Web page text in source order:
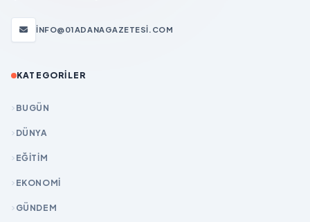
INFO@01ADANAGAZETESI.COM
KATEGORILER
BUGÜN
DÜNYA
EĞİTİM
EKONOMİ
GÜNDEM